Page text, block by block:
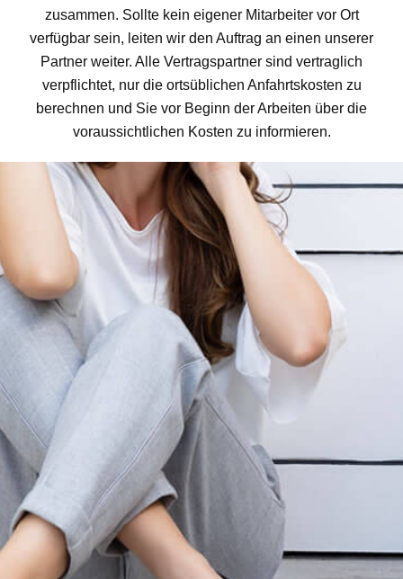
zusammen. Sollte kein eigener Mitarbeiter vor Ort
verfügbar sein, leiten wir den Auftrag an einen unserer
Partner weiter. Alle Vertragspartner sind vertraglich
verpflichtet, nur die ortsüblichen Anfahrtskosten zu
berechnen und Sie vor Beginn der Arbeiten über die
voraussichtlichen Kosten zu informieren.